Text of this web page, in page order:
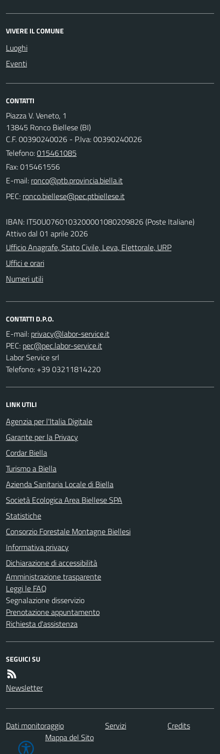
VIVERE IL COMUNE
Luoghi
Eventi
CONTATTI
Piazza V. Veneto, 1
13845 Ronco Biellese (BI)
C.F. 00390240026 - P.Iva: 00390240026
Telefono:015461085
Fax: 015461556
E-mail:
PEC:
IBAN: IT50U0760103200001080209826 (Poste Italiane)
Attivo dal 01 aprile 2026
Ufficio Anagrafe, Stato Civile, Leva, Elettorale, URP
Uffici e orari
Numeri utili
CONTATTI D.P.O.
E-mail:
PEC:
Labor Service srl
Telefono: +39 03211814220
LINK UTILI
Agenzia per l'Italia Digitale
Garante per la Privacy
Cordar Biella
Turismo a Biella
Azienda Sanitaria Locale di Biella
Società Ecologica Area Biellese SPA
Statistiche
Consorzio Forestale Montagne Biellesi
Informativa privacy
Dichiarazione di accessibilità
Amministrazione trasparente
Leggi le FAQ
Segnalazione disservizio
Prenotazione appuntamento
Richiesta d'assistenza
SEGUICI SU
Newsletter
Dati monitoraggio Servizi
Credits
Mappa del Sito